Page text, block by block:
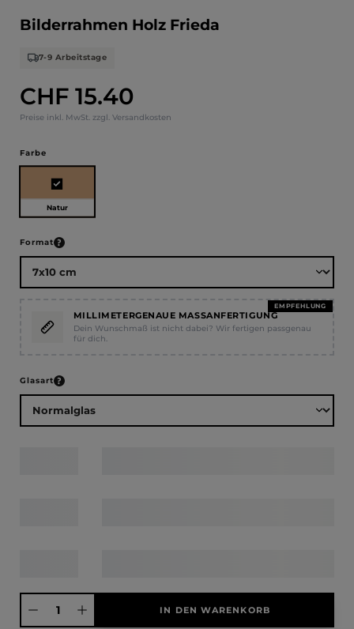
Bilderrahmen Holz Frieda
Regulärer Preis:
CHF 15.40
Preise inkl. MwSt. zzgl. Versandkosten
7-9 Arbeitstage
Farbeauswählen
Natur
Formatauswählen
EMPFEHLUNG
MILLIMETERGENAUE MASSANFERTIGUNG
Dein Wunschmaß ist nicht dabei? Wir fertigen passgenau
für dich.
Glasartauswählen
Produkt Anzahl: Gib den gewünschten Wert ein oder benutze die
IN DEN WARENKORB